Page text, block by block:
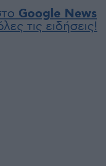
Google News
τις ειδήσεις!